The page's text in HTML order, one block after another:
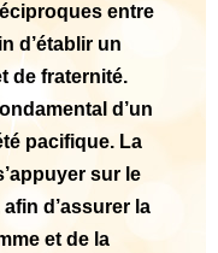
entre
d’établir un
de fraternité.
d’un
pacifique. La
sur le
d’assurer la
et de la